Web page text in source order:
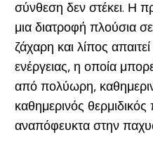
σύνθεση δεν στέκει. Η
μια διατροφή πλούσια
ζάχαρη και λίπος
ενέργειας, η οποία
από πολύωρη,
καθημερινός
αναπόφευκτα στην